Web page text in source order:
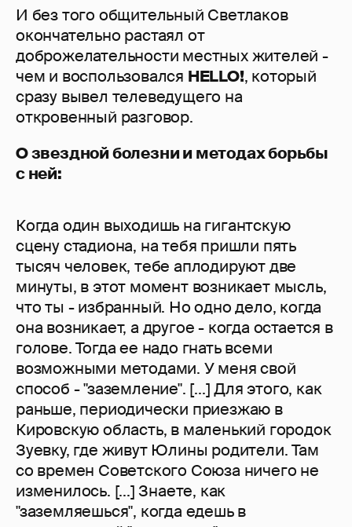
И без того общительный Светлаков
окончательно растаял от
доброжелательности местных жителей -
чем и воспользовался HELLO!, который
сразу вывел телеведущего на
откровенный разговор.
О звездной болезни и методах борьбы
с ней:
Когда один выходишь на гигантскую
сцену стадиона, на тебя пришли пять
тысяч человек, тебе аплодируют две
минуты, в этот момент возникает мысль,
что ты - избранный. Но одно дело, когда
она возникает, а другое - когда остается в
голове. Тогда ее надо гнать всеми
возможными методами. У меня свой
способ - "заземление". [...] Для этого, как
раньше, периодически приезжаю в
Кировскую область, в маленький городок
Зуевку, где живут Юлины родители. Там
со времен Советского Союза ничего не
изменилось. [...] Знаете, как
"заземляешься", когда едешь в